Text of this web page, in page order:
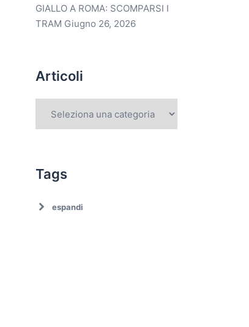
GIALLO A ROMA: SCOMPARSI I
TRAM Giugno 26, 2026
Articoli
Tags
espandi